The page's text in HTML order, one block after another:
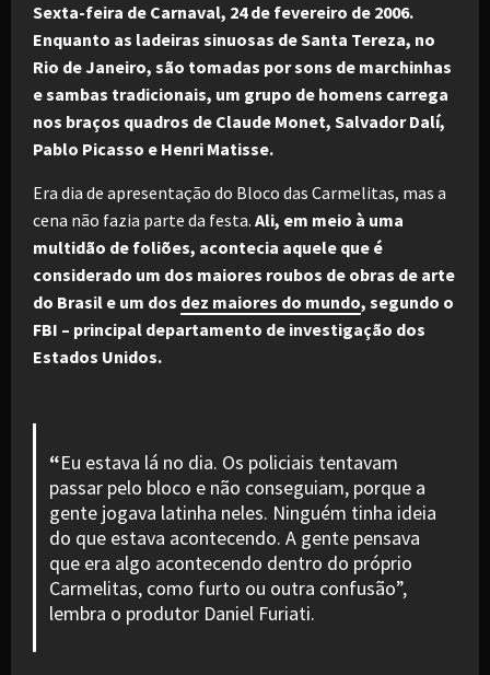
Sexta-feira de Carnaval, 24 de fevereiro de 2006.
Enquanto as ladeiras sinuosas de Santa Tereza, no
Rio de Janeiro, são tomadas por sons de marchinhas
e sambas tradicionais, um grupo de homens carrega
nos braços quadros de Claude Monet, Salvador Dalí,
Pablo Picasso e Henri Matisse.
Era dia de apresentação do Bloco das Carmelitas, mas a
cena não fazia parte da festa. Ali, em meio à uma
multidão de foliões, acontecia aquele que é
considerado um dos maiores roubos de obras de arte
do Brasil e um dos dez maiores do mundo, segundo o
FBI – principal departamento de investigação dos
Estados Unidos.
“Eu estava lá no dia. Os policiais tentavam
passar pelo bloco e não conseguiam, porque a
gente jogava latinha neles. Ninguém tinha ideia
do que estava acontecendo. A gente pensava
que era algo acontecendo dentro do próprio
Carmelitas, como furto ou outra confusão”,
lembra o produtor Daniel Furiati.